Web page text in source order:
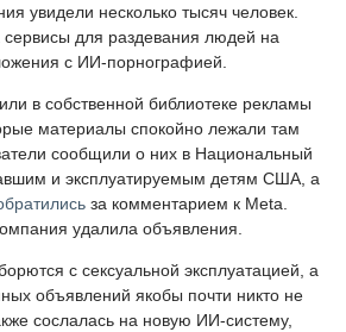
увидели несколько тысяч человек.
сервисы для раздевания людей на
с ИИ-порнографией.
в собственной библиотеке рекламы
материалы спокойно лежали там
сообщили о них в Национальный
и эксплуатируемым детям США, а
за комментарием к Meta.
удалила объявления.
с сексуальной эксплуатацией, а
объявлений якобы почти никто не
сослалась на новую ИИ-систему,